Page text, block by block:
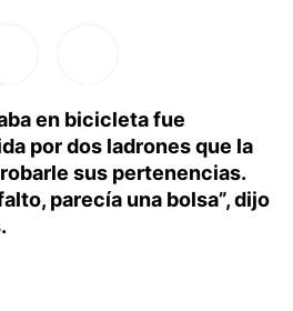
en bicicleta fue
por dos ladrones que la
sus pertenencias.
parecía una bolsa”, dijo